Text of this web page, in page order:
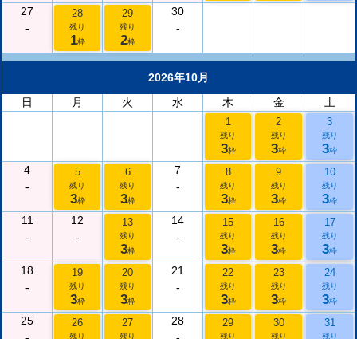
27
-
28
残り
1枠
29
残り
2枠
30
-
2026年10月
日
月 火 水 木 金 土
1
残り
3枠
2
残り
3枠
3
残り
3枠
4
-
5
残り
3枠
6
残り
3枠
7
-
8
残り
3枠
9
残り
3枠
10
残り
3枠
11
-
12
-
13
残り
3枠
14
-
15
残り
3枠
16
残り
3枠
17
残り
3枠
18
-
19
残り
3枠
20
残り
3枠
21
-
22
残り
3枠
23
残り
3枠
24
残り
3枠
25
26
残り
27
残り
28
29
残り
30
残り
31
残り